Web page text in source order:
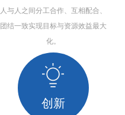
人与人之间分工合作、互相配合、
团结一致实现目标与资源效益最大
化。
创新